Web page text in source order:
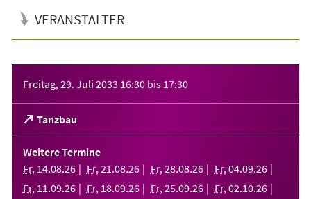
VERANSTALTER
Freitag, 29. Juli 2033 16:30 bis 17:30
Tanzbau
(Öffnet
in
einem
neuen
Tab)
Weitere Termine
Fr, 14.08.26 Fr, 21 .08.26 Fr, 28.08.26 Fr, 04.09.26
Fr, 11 .09.26 Fr, 18.09.26 Fr, 25.09.26 Fr, 02.10.26